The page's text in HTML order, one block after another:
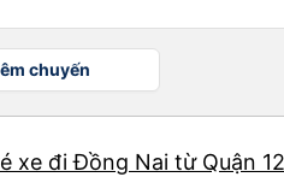
chuyến
xe đi Đồng Nai từ Quận